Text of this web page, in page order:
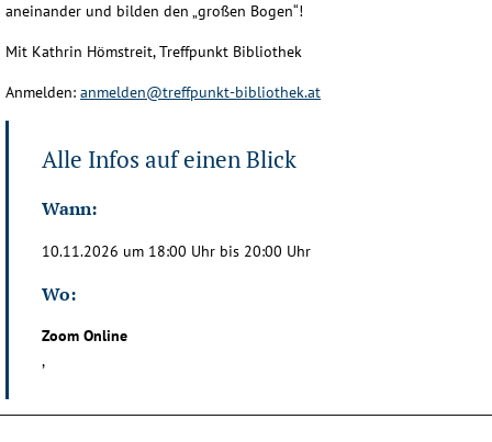
aneinander und bilden den „großen Bogen“!
Mit Kathrin Hömstreit, Treffpunkt Bibliothek
Anmelden: anmelden@treffpunkt-bibliothek.at
Alle Infos auf einen Blick
Wann:
10.11.2026 um 18:00 Uhr bis 20:00 Uhr
Wo:
Zoom Online
,